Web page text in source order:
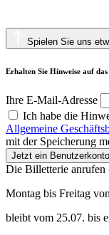
Spielen Sie uns
Erhalten Sie Hinweise auf das
Ihre E-Mail-Adresse
Ich habe die
Allgemeine
mit der Speicherung
Jetzt ein
Die Billetterie anrufen
Montag bis Freitag
bleibt vom 25.07. bis